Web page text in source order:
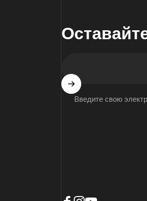
Введите свою